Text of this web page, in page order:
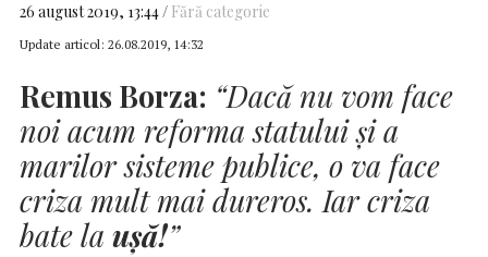
26 august 2019, 13:44 Fără categorie
Update articol: 26.08.2019, 14:32
Remus Borza: “Dacă nu vom face
noi acum reforma statului și a
marilor sisteme publice, o va face
criza mult mai dureros. Iar criza
bate la ușă!”